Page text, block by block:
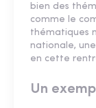
bien des
comme le
thématiques
nationale,
en cette
Un